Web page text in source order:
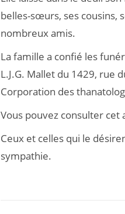
belles-sœurs, ses cousins,
nombreux amis.
La famille a confié les
L.J.G. Mallet du 1429, rue
Corporation des
Vous pouvez consulter cet
Ceux et celles qui le
sympathie.